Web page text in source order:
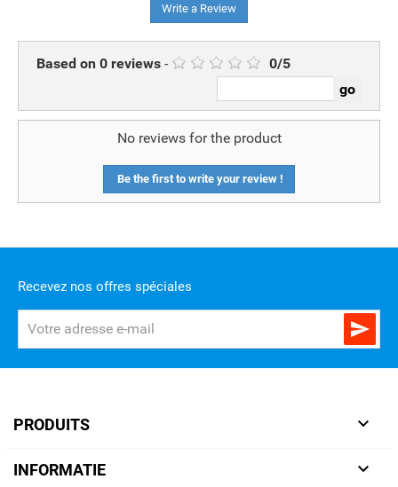
Write a Review
Based on 0 reviews - 0/5
No reviews for the product
Be the first to write your review !
Recevez nos offres spéciales

PRODUITS 
INFORMATIE 